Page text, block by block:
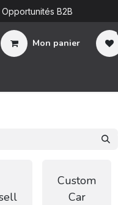
B2B
Mon panier
Custom
Car